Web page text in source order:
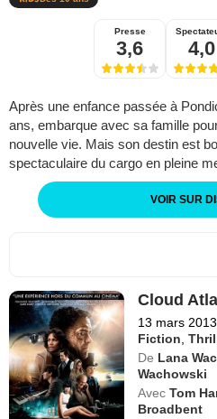
Presse
3,6 4,0
Après une enfance passée à
ans, embarque avec sa famille
nouvelle vie. Mais son destin est
spectaculaire du cargo en pleine
VOIR SUR
Cloud
13 mars 2013
Fiction,
De Lana
Wachowski
Avec Tom
Broadbent